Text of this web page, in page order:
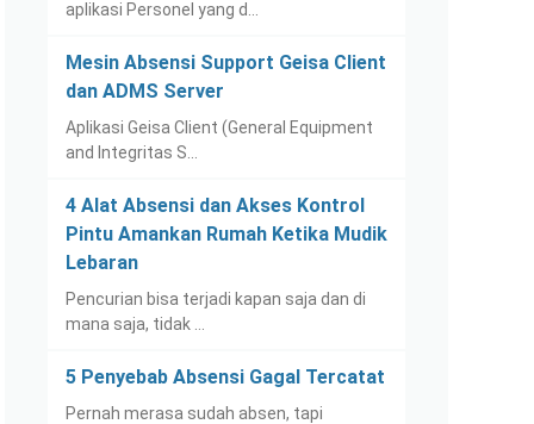
aplikasi Personel yang d…
Mesin Absensi Support Geisa Client
dan ADMS Server
Aplikasi Geisa Client (General Equipment
and Integritas S…
4 Alat Absensi dan Akses Kontrol
Pintu Amankan Rumah Ketika Mudik
Lebaran
Pencurian bisa terjadi kapan saja dan di
mana saja, tidak …
5 Penyebab Absensi Gagal Tercatat
Pernah merasa sudah absen, tapi